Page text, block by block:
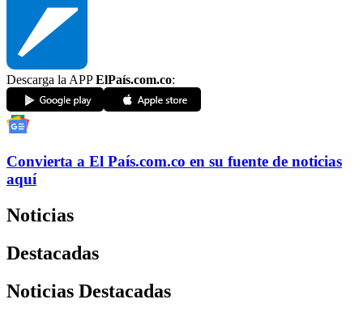
Descarga la APPElPaís.com.co:
Convierta a El País.com.co en su fuente de noticias
aquí
Noticias
Destacadas
Noticias Destacadas